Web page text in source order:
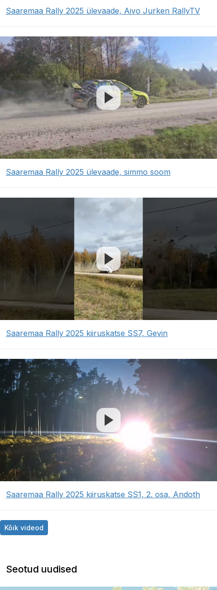
Saaremaa Rally 2025 ülevaade, Aivo Jurken RallyTV
Saaremaa Rally 2025 ülevaade, simmo soom
Saaremaa Rally 2025 kiiruskatse SS7, Gevin
Saaremaa Rally 2025 kiiruskatse SS1, 2. osa, Andoth
Kõik videod
Seotud uudised